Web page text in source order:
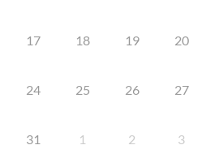
17 18 19 20
24 25 26 27
31 1 2 3